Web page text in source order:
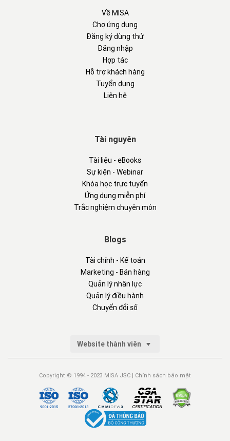
Về MISA
Chợ ứng dụng
Đăng ký dùng thử
Đăng nhập
Hợp tác
Hỗ trợ khách hàng
Tuyển dụng
Liên hệ
Tài nguyên
Tài liệu - eBooks
Sự kiện - Webinar
Khóa học trực tuyến
Ứng dụng miễn phí
Trắc nghiệm chuyên môn
Blogs
Tài chính - Kế toán
Marketing - Bán hàng
Quản lý nhân lực
Quản lý điều hành
Chuyển đổi số
Website thành viên
Copyright © 1994 - 2023 MISA JSC | Chính sách bảo mật